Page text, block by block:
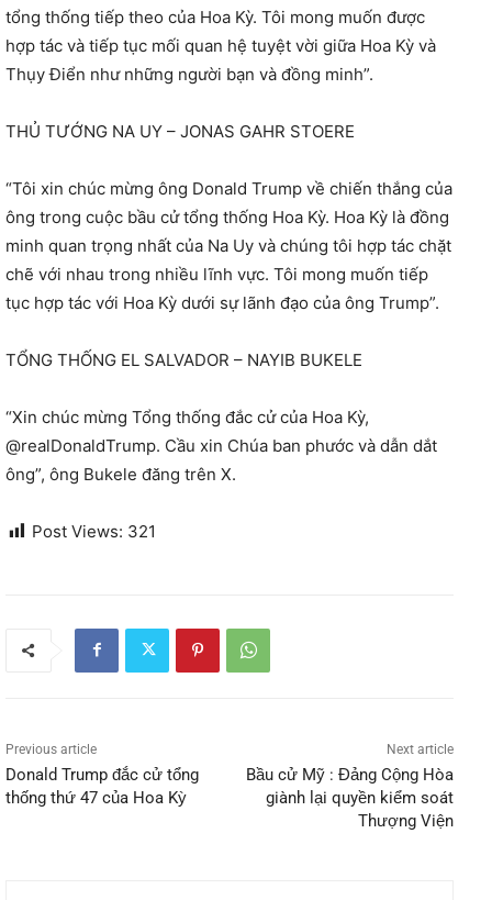
tổng thống tiếp theo của Hoa Kỳ. Tôi mong muốn được
hợp tác và tiếp tục mối quan hệ tuyệt vời giữa Hoa Kỳ và
Thụy Điển như những người bạn và đồng minh”.
THỦ TƯỚNG NA UY – JONAS GAHR STOERE
“Tôi xin chúc mừng ông Donald Trump về chiến thắng của
ông trong cuộc bầu cử tổng thống Hoa Kỳ. Hoa Kỳ là đồng
minh quan trọng nhất của Na Uy và chúng tôi hợp tác chặt
chẽ với nhau trong nhiều lĩnh vực. Tôi mong muốn tiếp
tục hợp tác với Hoa Kỳ dưới sự lãnh đạo của ông Trump”.
TỔNG THỐNG EL SALVADOR – NAYIB BUKELE
“Xin chúc mừng Tổng thống đắc cử của Hoa Kỳ,
@realDonaldTrump. Cầu xin Chúa ban phước và dẫn dắt
ông”, ông Bukele đăng trên X.
Post Views: 321
Previous article
Donald Trump đắc cử tổng
thống thứ 47 của Hoa Kỳ
Next article
Bầu cử Mỹ : Đảng Cộng Hòa
giành lại quyền kiểm soát
Thượng Viện